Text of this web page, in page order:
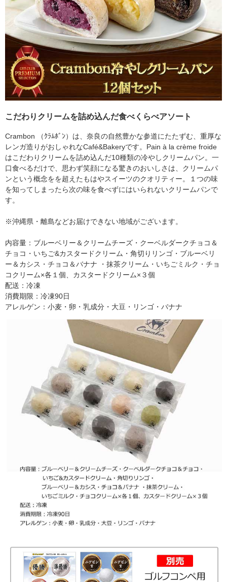
こだわりクリームを詰め込んだ食べくらべアソート
Crambon （ｸﾗﾑﾎﾞﾝ）は、奈良の自然豊かな参道にたたずむ、重厚な
レンガ造りがおしゃれなCafé&Bakeryです。Pain à la crème froide
はこだわりクリームを詰め込んだ10種類の冷やしクリームパン。一
口食べるだけで、思わず笑顔になる驚きのおいしさは、クリームパ
ンという概念をを超えたもはやスイーツのクオリティー。１つの味
を知ってしまったら次の味を食べずにはいられないクリームパンで
す。
※沖縄県・離島などお届けできない地域がございます。
内容量：ブルーベリー＆クリームチーズ・クーベルダークチョコ＆
チョコ・いちご&カスタードクリーム・角切りリンゴ・ブルーベリ
ー＆カシス・チョコ＆バナナ ・抹茶クリーム・いちごミルク・チョ
コクリーム×各１個、カスタードクリーム×３個
配送：冷凍
消費期限：冷凍90日
アレルゲン：小麦・卵・乳成分・大豆・リンゴ・バナナ